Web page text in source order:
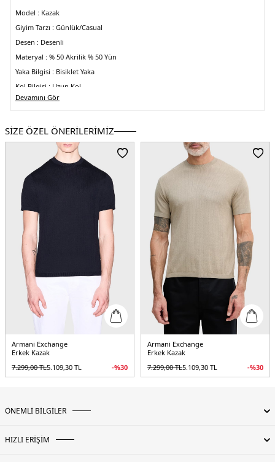
Model : Kazak
Giyim Tarzı : Günlük/Casual
Desen : Desenli
Materyal : % 50 Akrilik % 50 Yün
Yaka Bilgisi : Bisiklet Yaka
Kol Bilgisi : Uzun Kol
Kalıp Bilgisi :Regular Fit
yapı
5DK16DZM2XZM4MZ4791.19
Devamını Gör
SİZE ÖZEL ÖNERİLERİMİZ
Armani Exchange
Erkek Kazak
7.299,00TL5.109,30 TL -%30
Armani Exchange
Erkek Kazak
7.299,00TL5.109,30 TL -%30
ÖNEMLİ BİLGİLER
HIZLI ERİŞİM